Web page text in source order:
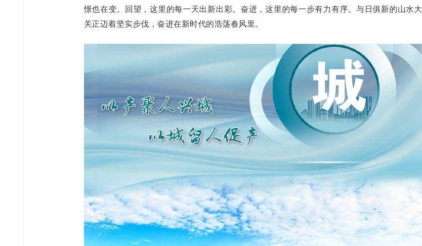
憬也在变。回望，这里的每一天出新出彩。奋进，这里的每一步有力有序。与日俱新的山水大
关正迈着坚实步伐，奋进在新时代的浩荡春风里。